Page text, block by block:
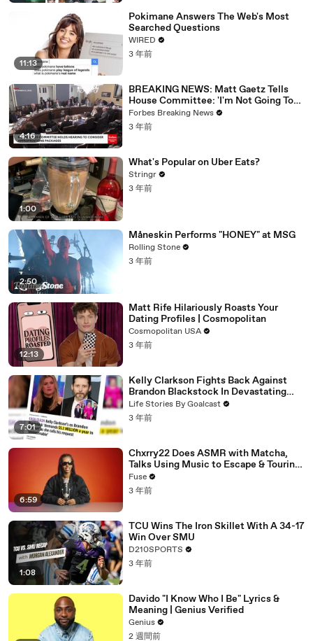
11:13
Pokimane Answers The Web's Most
Searched Questions
WIRED
3 年前
4:16
BREAKING NEWS: Matt Gaetz Tells
House Committee: 'I'm Not Going To
Vote For A Continuing Resolution'
Forbes Breaking News
3 年前
1:00
What's Popular on Uber Eats?
Stringr
3 年前
2:50
Måneskin Performs "HONEY" at MSG
Rolling Stone
3 年前
12:13
Matt Rife Hilariously Roasts Your
Dating Profiles | Cosmopolitan
Cosmopolitan USA
3 年前
7:01
Kelly Clarkson Fights Back Against
Brandon Blackstock In Devastating
Divorce Battle
Life Stories By Goalcast
3 年前
6:59
Chxrry22 Does ASMR with Matcha,
Talks Using Music to Escape & Touring
with The Weeknd
Fuse
3 年前
1:08
TCU Wins The Iron Skillet With A 34-17
Win Over SMU
D210SPORTS
3 年前
Davido "I Know Who I Be" Lyrics &
Meaning | Genius Verified
Genius
2 週間前